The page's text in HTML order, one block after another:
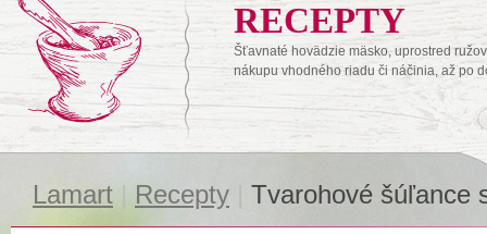
RECEPTY
Šťavnaté hovädzie mäsko, uprostred
nákupu vhodného riadu či náčinia, až po
Lamart Recepty Tvarohové šúľance